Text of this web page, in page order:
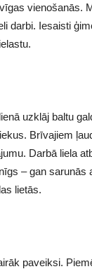
vienošanās.
darbi. Iesaisti
uzklāj baltu
Brīvajiem
Darbā liela
– gan sarunās
lietās.
paveiksi.